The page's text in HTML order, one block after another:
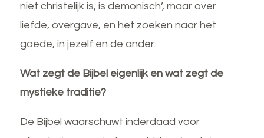
niet christelijk is, is demonisch’, maar over
liefde, overgave, en het zoeken naar het
goede, in jezelf en de ander.
Wat zegt de Bijbel eigenlijk en wat zegt de
mystieke traditie?
De Bijbel waarschuwt inderdaad voor